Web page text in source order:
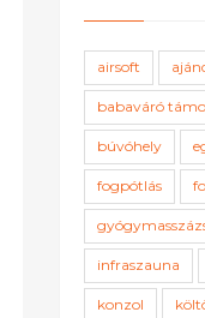
airsoft
babaváró
búvóhely
fogpótlás
infraszauna
konzol